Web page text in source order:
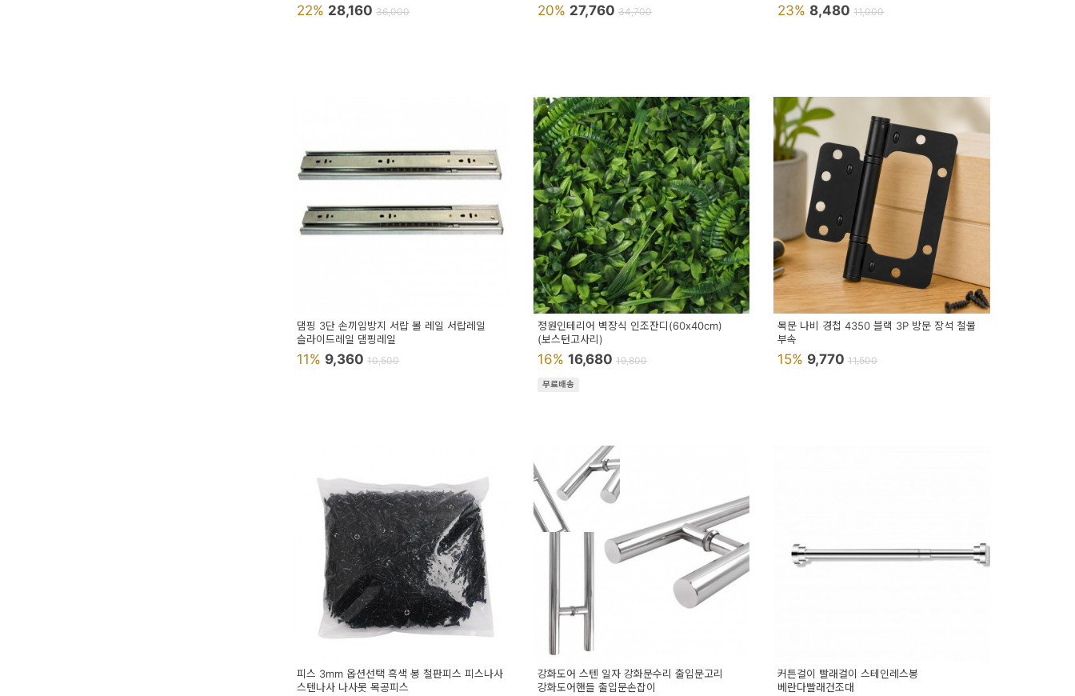
22% 28,16036,000 20% 27,760 34,700 23%8,48011,000
댐핑 3단 손끼임방지 서랍 볼 레일 서랍레일
슬라이드레일 댐핑레일
11% 9,36010,500
정원인테리어 벽장식 인조잔디(60x40cm)
(보스턴고사리)
16% 16,680 19,800
무료배송
목문 나비 경첩 4350 블랙 3P 방문 장석 철물
부속
15% 9,77011,500
피스 3mm 옵션선택 흑색 봉 철판피스 피스나사
스텐나사 나사못 목공피스
강화도어 스텐 일자 강화문수리 출입문고리
강화도어핸들 출입문손잡이
커튼걸이 빨래걸이 스테인레스봉
베란다빨래건조대